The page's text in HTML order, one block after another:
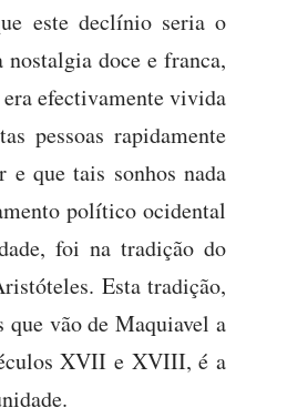
este declínio seria o
doce e franca,
efectivamente vivida
pessoas rapidamente
e que tais sonhos nada
político ocidental
foi na tradição do
Esta tradição,
que vão de Maquiavel a
XVII e XVIII, é a